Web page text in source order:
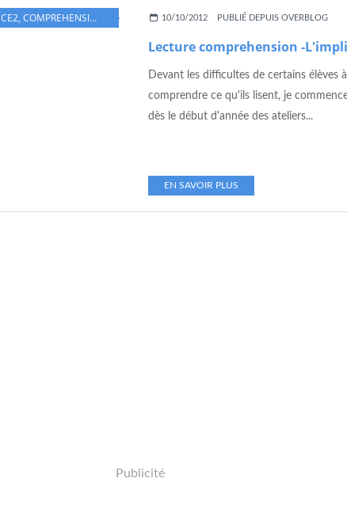
CE2, COMPREHENSION CP FICHES, IMPLICITE, INFÉRENCES,LECTURE
10/10/2012 PUBLIÉ DEPUIS OVERBLOG
Devant les difficultes de certains élèves à
comprendre ce qu'ils lisent, je
dès le début d'année des ateliers...
EN SAVOIR PLUS
Publicité